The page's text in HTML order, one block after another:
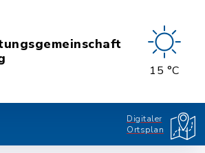
15 °C
Digitaler
Ortsplan